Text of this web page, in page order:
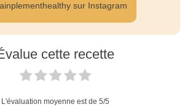
sur Instagram
cette recette
L'évaluation moyenne est de 5/5